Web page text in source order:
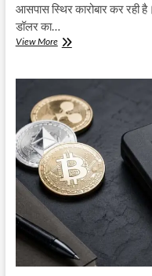
आसपास स्थिर कारोबार कर रही
डॉलर का…
View Moreबिटकॉइन
डॉलर
के
पास
स्थिर,
ईरान
तनाव
और
US
CPI
पर
टिकी
बाजार
की